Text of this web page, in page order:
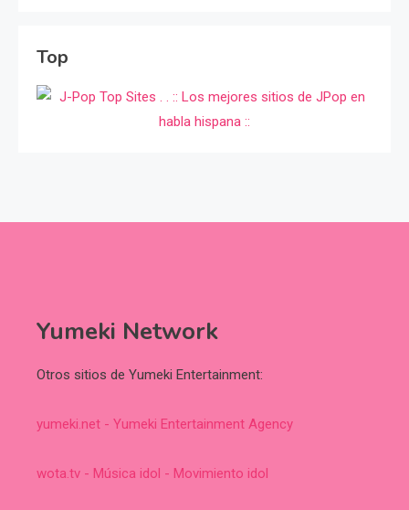
Top
Yumeki Network
Otros sitios de Yumeki Entertainment:
yumeki.net - Yumeki Entertainment Agency
wota.tv - Música idol - Movimiento idol